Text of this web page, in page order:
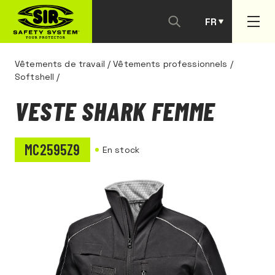
FR
PT
Vêtements de travail /Vêtements professionnels /
Softshell /
VESTE SHARK FEMME
MC2595Z9 En stock